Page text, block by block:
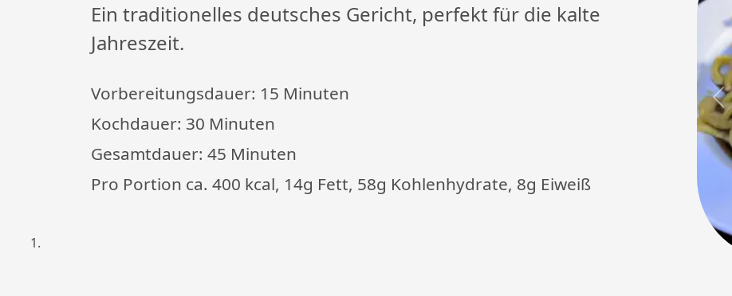
Ein traditionelles deutsches Gericht, perfekt für die kalte
Jahreszeit.
Vorbereitungsdauer: 15 Minuten
Kochdauer: 30 Minuten
Gesamtdauer: 45 Minuten
Pro Portion ca. 400 kcal, 14g Fett, 58g Kohlenhydrate, 8g Eiweiß